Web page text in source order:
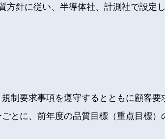
方針に従い、半導体社、計測社で設
制要求事項を遵守するとともに顧客
とに、前年度の品質目標（重点目標